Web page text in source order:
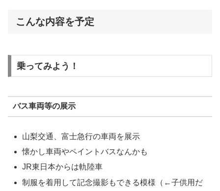
こんな内容を予定
乗ってみよう！
バス車両等の展示
山梨交通、富士急行の車両を展示
懐かし車両やペイントバスなんかも
JR東日本からは軌陸車
制服を着用して記念撮影もできる模様（←子供用だ